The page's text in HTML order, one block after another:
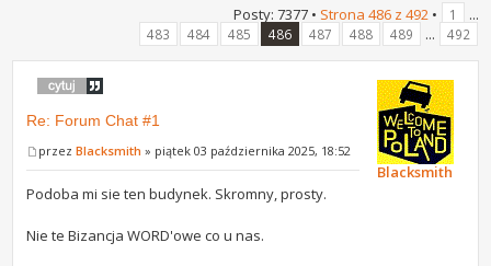
Posty: 7377 • Strona 486z 492 • 1 ...
483 484 485 486 487 488 489 ... 492
Re: Forum Chat #1
przezBlacksmith » piątek 03 października 2025, 18:52
Podoba mi sie ten budynek. Skromny, prosty.
Nie te Bizancja WORD'owe co u nas.
Blacksmith